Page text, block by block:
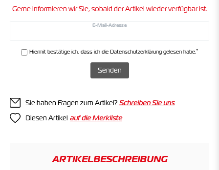
Gerne informieren wir Sie, sobald der Artikel wieder verfügbar ist.
E-Mail-Adresse
Hiermit bestätige ich, dass ich dieDaten­schutz­erklärung gelesen habe.*
Senden
Sie haben Fragen zum Artikel? Schreiben Sie uns
Diesen Artikel
ARTIKELBESCHREIBUNG